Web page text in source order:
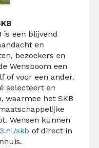
is een blijvend
en
bezoekers en
Wensboom een
of voor een ander.
selecteert en
waarmee het SKB
Wensen kunnen
skb of direct in